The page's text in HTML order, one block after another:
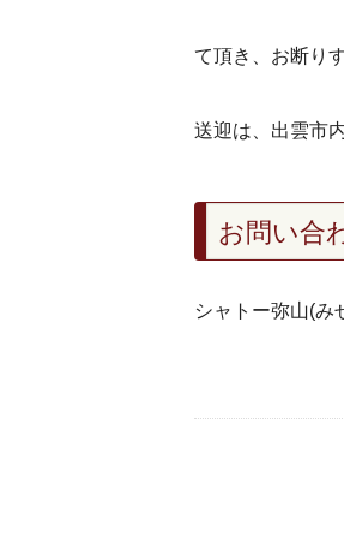
て頂き、お断り
送迎は、出雲市
お問い合
シャトー弥山(